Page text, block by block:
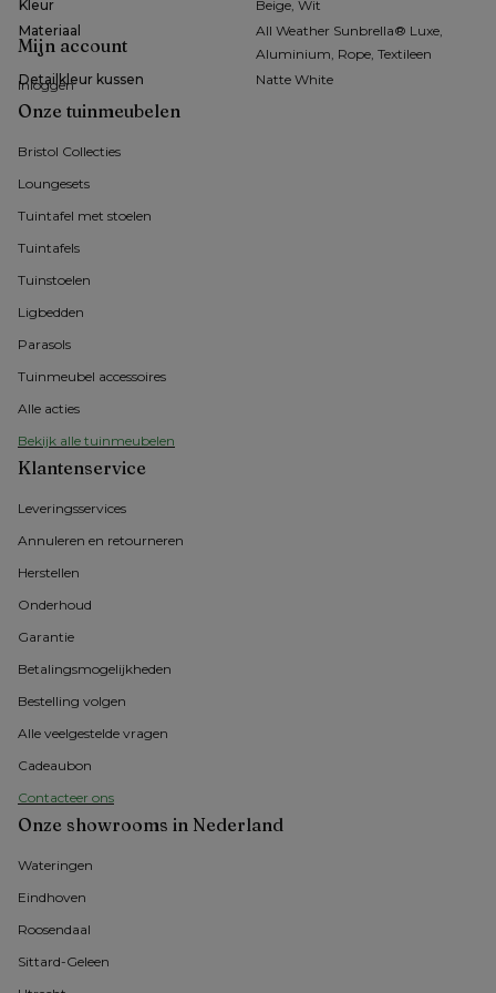
Kleur
Beige, Wit
Materiaal
All Weather Sunbrella® Luxe,
Aluminium, Rope, Textileen
Detailkleur kussen
Natte White
Onze tuinmeubelen
Bristol Collecties
Loungesets
Tuintafel met stoelen
Tuintafels
Tuinstoelen
Ligbedden
Parasols
Tuinmeubel accessoires
Alle acties
Bekijk alle tuinmeubelen
Klantenservice
Leveringsservices
Annuleren en retourneren
Herstellen
Onderhoud
Garantie
Betalingsmogelijkheden
Bestelling volgen
Alle veelgestelde vragen
Cadeaubon
Contacteer ons
Onze showrooms in Nederland
Wateringen
Eindhoven
Roosendaal
Sittard-Geleen
Mijn account
Inloggen